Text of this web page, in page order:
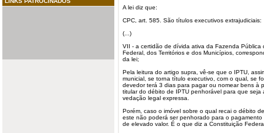
A lei diz que:
CPC, art. 585. São títulos executivos extrajudiciais:
(...)
VII - a certidão de dívida ativa da Fazenda Pública
Federal, dos Territórios e dos Municípios,
da lei;
Pela leitura do artigo supra, vê-se que o IPTU,
municial, se torna título executivo, com o qual, se
devedor terá 3 dias para pagar ou nomear bens à
titular do débito de IPTU penhorável para que
vedação legal expressa.
Porém, caso o imóvel sobre o qual recai o débito
este não poderá ser penhorado para o pagamento
de elevado valor. É o que diz a Constituição